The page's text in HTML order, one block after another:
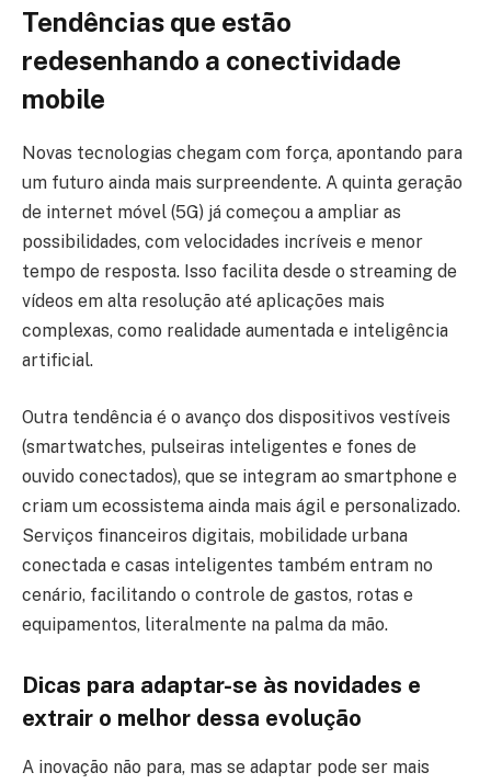
Tendências que estão
redesenhando a conectividade
mobile
Novas tecnologias chegam com força, apontando para
um futuro ainda mais surpreendente. A quinta geração
de internet móvel (5G) já começou a ampliar as
possibilidades, com velocidades incríveis e menor
tempo de resposta. Isso facilita desde o streaming de
vídeos em alta resolução até aplicações mais
complexas, como realidade aumentada e inteligência
artificial.
Outra tendência é o avanço dos dispositivos vestíveis
(smartwatches, pulseiras inteligentes e fones de
ouvido conectados), que se integram ao smartphone e
criam um ecossistema ainda mais ágil e personalizado.
Serviços financeiros digitais, mobilidade urbana
conectada e casas inteligentes também entram no
cenário, facilitando o controle de gastos, rotas e
equipamentos, literalmente na palma da mão.
Dicas para adaptar-se às novidades e
extrair o melhor dessa evolução
A inovação não para, mas se adaptar pode ser mais